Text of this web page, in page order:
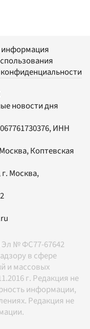
новости дня
ИНН
Коптевская
г. Москва,
Эл № ФС77-67642
в сфере
и массовых
г. Редакция не
информации,
Редакция не